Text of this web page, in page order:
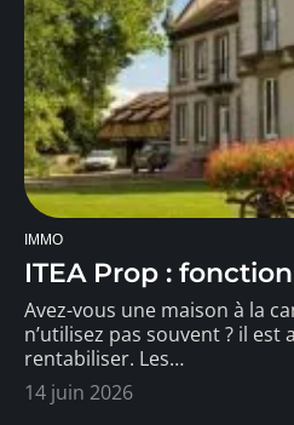
IMMO
ITEA Prop :
Avez-vous une maison à la
n’utilisez pas souvent ? il est
rentabiliser. Les…
14 juin 2026